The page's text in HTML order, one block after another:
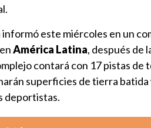
este miércoles en un
América Latina, después de
contará con 17 pistas
superficies de tierra
deportistas.